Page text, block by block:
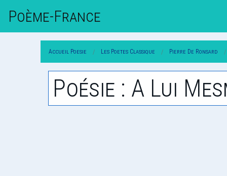
Poème-FrAnce
Accueil Poesie Les Poetes Classique Pierre De Ronsard
Poésie : A Lui